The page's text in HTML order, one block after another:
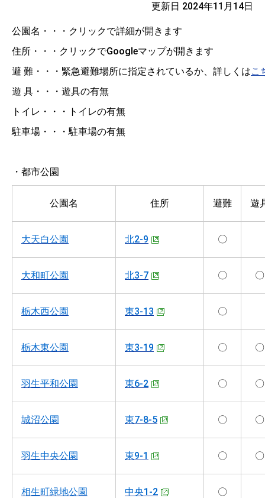
更新日 2024年11月14日
公園名・・・クリックで詳細が開きます
住所・・・クリックでGoogleマップが開きます
避 難・・・緊急避難場所に指定されているか、詳しくはこ
遊 具・・・遊具の有無
トイレ・・・トイレの有無
駐車場・・・駐車場の有無
・都市公園
公園名 住所 避難 遊
大天白公園 北2-9 〇
大和町公園 北3-7 〇 〇
栃木西公園 東3-13 〇
栃木東公園 東3-19 〇 〇
羽生平和公園 東6-2 〇 〇
城沼公園 東7-8-5 〇 〇
羽生中央公園 東9-1 〇 〇
相生町緑地公園 中央1-2 〇